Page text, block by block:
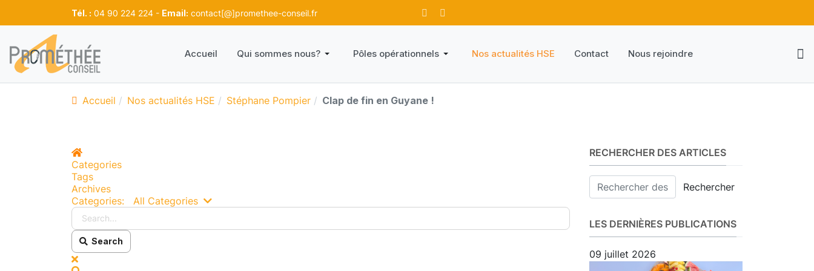
Tél. : 04 90 224 224 - Email: contact[@]promethee-conseil.fr
Accueil Qui sommes nous? Pôles opérationnels Nos actualités HSE Contact Nous rejoindre
Accueil Nos actualités HSE Stéphane Pompier Clap de fin en Guyane !
Home
Categories
Tags
Archives
Categories:
All Categories Search...
Search
x
RECHERCHER DES ARTICLES
Rechercher
LES DERNIÈRES PUBLICATIONS
09 juillet 2026